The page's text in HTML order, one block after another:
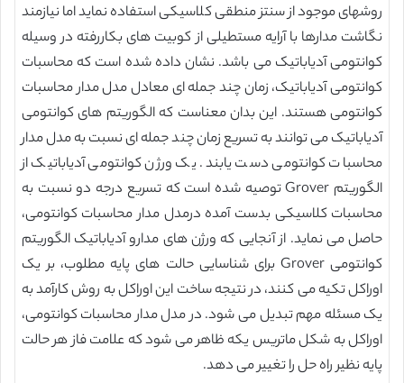
روشهای موجود از سنتز منطقی کلاسیکی استفاده نماید اما نیازمند
نگاشت مدارها با آرایه مستطیلی از کوبیت های بکاررفته در وسیله
کوانتومی آدیاباتیک می باشد. نشان داده شده است که محاسبات
کوانتومی آدیاباتیک، زمان چند جمله ای معادل مدل مدار محاسبات
کوانتومی هستند. این بدان معناست که الگوریتم های کوانتومی
آدیاباتیک می توانند به تسریع زمان چند جمله ای نسبت به مدل مدار
محاسبات کوانتومی دست یابند. یک ورژن کوانتومی آدیاباتیک از
الگوریتم Grover توصیه شده است که تسریع درجه دو نسبت به
محاسبات کلاسیکی بدست آمده درمدل مدار محاسبات کوانتومی،
حاصل می نماید. از آنجایی که ورژن های مدارو آدیاباتیک الگوریتم
کوانتومی Grover برای شناسایی حالت های پایه مطلوب، بر یک
اوراکل تکیه می کنند، در نتیجه ساخت این اوراکل به روش کارآمد به
یک مسئله مهم تبدیل می شود. در مدل مدار محاسبات کوانتومی،
اوراکل به شکل ماتریس یکه ظاهر می شود که علامت فاز هر حالت
پایه نظیر راه حل را تغییر می دهد.